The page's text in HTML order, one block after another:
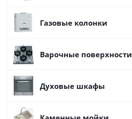
Газовые колонки
Варочные поверхности
Духовые шкафы